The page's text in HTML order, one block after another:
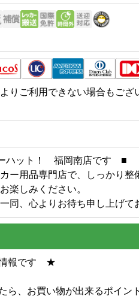
りご利用できない場合もござ
ハット！　福岡南店です　■
ー用品専門店で、しっかり整
楽しみください。
同、心よりお待ち申し上げて
報です　★
ら、お買い物が出来るポイン